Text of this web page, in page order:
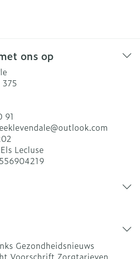
ons op
91
outlook.com
Els Lecluse
Gezondheidsnieuws
Voorschrift Zorgtarieven